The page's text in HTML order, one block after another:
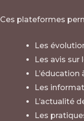
Ces plateformes
Les
Les avis sur
Les
L’actualité
Les